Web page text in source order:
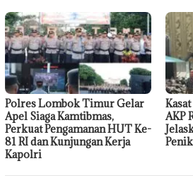
Polres Lombok Timur Gelar
Apel Siaga Kamtibmas,
Perkuat Pengamanan HUT Ke-
81 RI dan Kunjungan Kerja
Kapolri
AKP